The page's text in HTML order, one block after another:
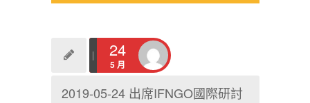
24
5 月
2019-05-24 出席IFNGO國際研討